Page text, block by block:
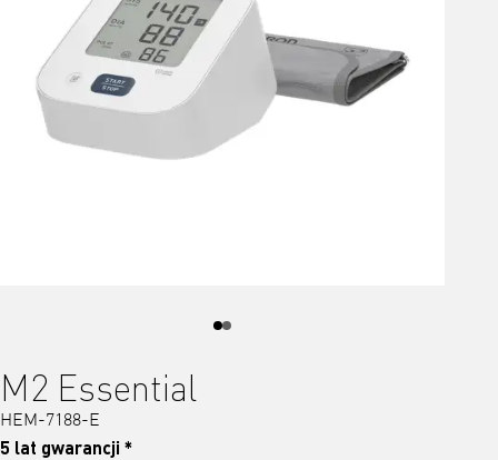
M2 Essential
HEM-7188-E
5 lat gwarancji *